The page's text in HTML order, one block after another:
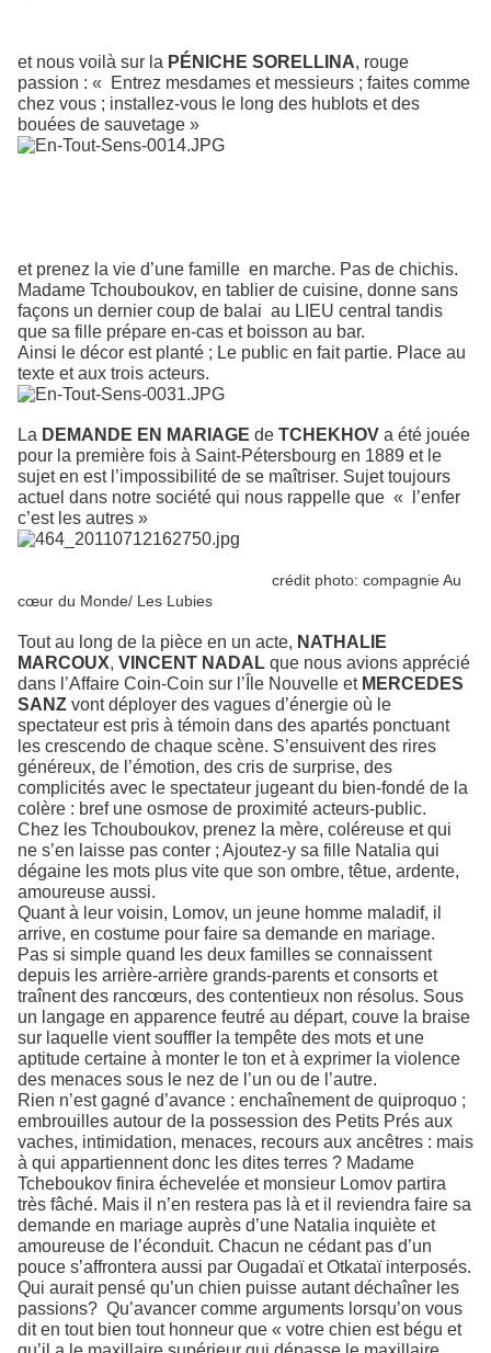
et nous voilà sur la PÉNICHE SORELLINA, rouge
passion : « Entrez mesdames et messieurs ; faites comme
chez vous ; installez-vous le long des hublots et des
bouées de sauvetage »
et prenez la vie d’une famille en marche. Pas de chichis.
Madame Tchouboukov, en tablier de cuisine, donne sans
façons un dernier coup de balai au LIEU central tandis
que sa fille prépare en-cas et boisson au bar.
Ainsi le décor est planté ; Le public en fait partie. Place au
texte et aux trois acteurs.
La DEMANDE EN MARIAGE de TCHEKHOV a été jouée
pour la première fois à Saint-Pétersbourg en 1889 et le
sujet en est l’impossibilité de se maîtriser. Sujet toujours
actuel dans notre société qui nous rappelle que « l’enfer
c’est les autres »
crédit photo: compagnie Au
cœur du Monde/ Les Lubies
Tout au long de la pièce en un acte, NATHALIE
MARCOUX, VINCENT NADAL que nous avions apprécié
dans l’Affaire Coin-Coin sur l’Île Nouvelle et MERCEDES
SANZ vont déployer des vagues d’énergie où le
spectateur est pris à témoin dans des apartés ponctuant
les crescendo de chaque scène. S’ensuivent des rires
généreux, de l’émotion, des cris de surprise, des
complicités avec le spectateur jugeant du bien-fondé de la
colère : bref une osmose de proximité acteurs-public.
Chez les Tchouboukov, prenez la mère, coléreuse et qui
ne s’en laisse pas conter ; Ajoutez-y sa fille Natalia qui
dégaine les mots plus vite que son ombre, têtue, ardente,
amoureuse aussi.
Quant à leur voisin, Lomov, un jeune homme maladif, il
arrive, en costume pour faire sa demande en mariage.
Pas si simple quand les deux familles se connaissent
depuis les arrière-arrière grands-parents et consorts et
traînent des rancœurs, des contentieux non résolus. Sous
un langage en apparence feutré au départ, couve la braise
sur laquelle vient souffler la tempête des mots et une
aptitude certaine à monter le ton et à exprimer la violence
des menaces sous le nez de l’un ou de l’autre.
Rien n’est gagné d’avance : enchaînement de quiproquo ;
embrouilles autour de la possession des Petits Prés aux
vaches, intimidation, menaces, recours aux ancêtres : mais
à qui appartiennent donc les dites terres ? Madame
Tcheboukov finira échevelée et monsieur Lomov partira
très fâché. Mais il n’en restera pas là et il reviendra faire sa
demande en mariage auprès d’une Natalia inquiète et
amoureuse de l’éconduit. Chacun ne cédant pas d’un
pouce s’affrontera aussi par Ougadaï et Otkataï interposés.
Qui aurait pensé qu’un chien puisse autant déchaîner les
passions? Qu’avancer comme arguments lorsqu’on vous
dit en tout bien tout honneur que « votre chien est bégu et